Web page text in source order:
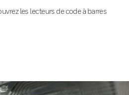
les lecteurs de code à barres